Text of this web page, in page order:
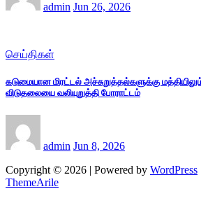
admin Jun 26, 2026
செய்திகள்
கடுமையான மிரட்டல் அச்சுறுத்தல்களுக்கு
விடுதலையை வலியுறுத்தி போராட்டம்
admin Jun 8, 2026
Copyright © 2026 | Powered by WordPress
ThemeArile